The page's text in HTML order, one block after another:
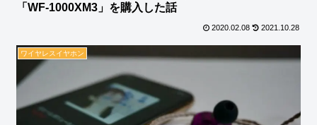
「WF-1000XM3」を購入した話
2020.02.08 2021.10.28
ワイヤレスイヤホン